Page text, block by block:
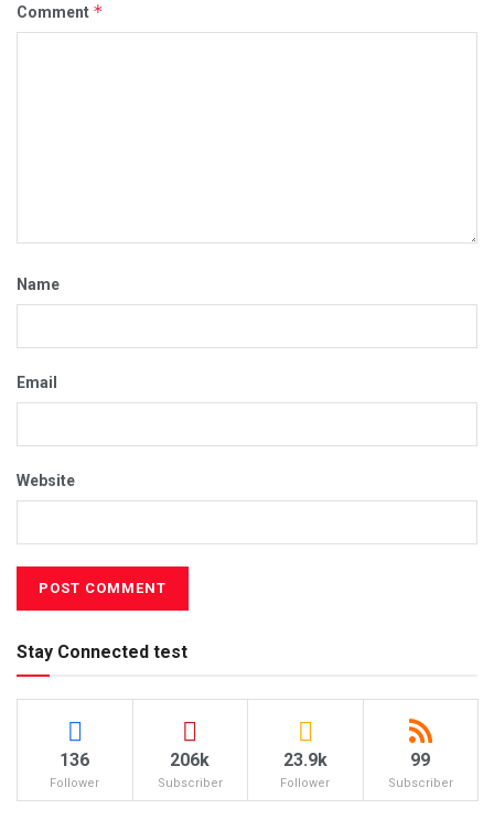
Comment *
Name
Email
Website
Stay Connected test
136
Follower
206k
Subscriber
23.9k
Follower
99
Subscriber